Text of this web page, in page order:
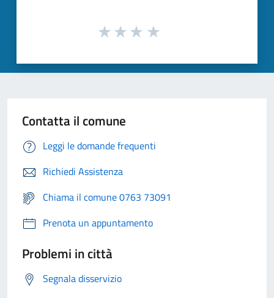
Contatta il comune
Leggi le domande frequenti
Richiedi Assistenza
Chiama il comune 0763 73091
Prenota un appuntamento
Problemi in città
Segnala disservizio